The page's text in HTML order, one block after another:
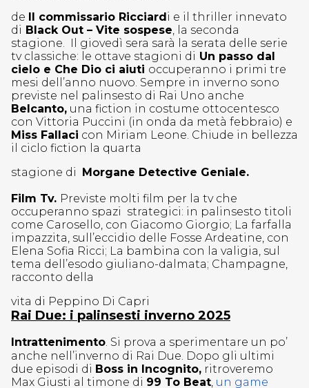
de Il commissario Ricciardi e il thriller innevato
di Black Out – Vite sospese, la seconda
stagione. Il giovedì sera sarà la serata delle serie
tv classiche: le ottave stagioni di Un passo dal
cielo e Che Dio ci aiuti occuperanno i primi tre
mesi dell’anno nuovo. Sempre in inverno sono
previste nel palinsesto di Rai Uno anche
Belcanto, una fiction in costume ottocentesco
con Vittoria Puccini (in onda da metà febbraio) e
Miss Fallaci con Miriam Leone. Chiude in bellezza
il ciclo fiction la quarta
stagione di Morgane Detective Geniale.
Film Tv. Previste molti film per la tv che
occuperanno spazi strategici: in palinsesto titoli
come Carosello, con Giacomo Giorgio; La farfalla
impazzita, sull’eccidio delle Fosse Ardeatine, con
Elena Sofia Ricci; La bambina con la valigia, sul
tema dell’esodo giuliano-dalmata; Champagne,
racconto della
vita di Peppino Di Capri
Rai Due: i palinsesti inverno 2025
Intrattenimento. Si prova a sperimentare un po’
anche nell’inverno di Rai Due. Dopo gli ultimi
due episodi di Boss in Incognito, ritroveremo
Max Giusti al timone di 99 To Beat, un game